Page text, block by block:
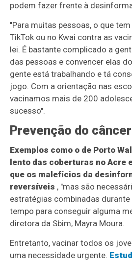
podem fazer frente à
"Para muitas pessoas, o que tem
TikTok ou no Kwai contra as
lei. É bastante complicado a
das pessoas e convencer elas
gente está trabalhando e tá
jogo. Com a orientação nas
vacinamos mais de 200
sucesso".
Prevenção do câncer
Exemplos como o de Porto
lento das coberturas no Acre
que os malefícios da
reversíveis , "mas são
estratégias combinadas
tempo para conseguir alguma
diretora da Sbim, Mayra Moura.
Entretanto, vacinar todos os
uma necessidade urgente.